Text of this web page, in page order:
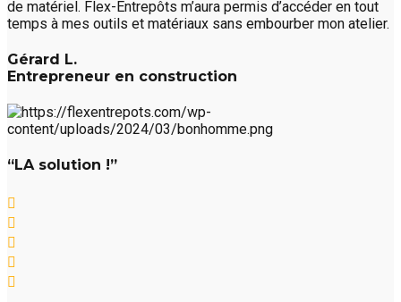
de matériel. Flex-Entrepôts m’aura permis d’accéder en tout
temps à mes outils et matériaux sans embourber mon atelier.
Gérard L.
Entrepreneur en construction
“LA solution !”